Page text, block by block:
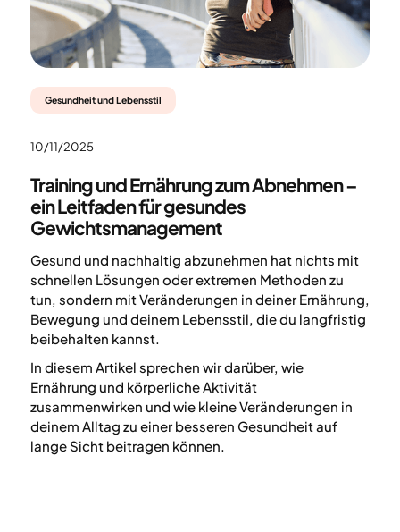
Gesundheit und Lebensstil
10/11/2025
Training und Ernährung zum Abnehmen –
ein Leitfaden für gesundes
Gewichtsmanagement
Gesund und nachhaltig abzunehmen hat nichts mit
schnellen Lösungen oder extremen Methoden zu
tun, sondern mit Veränderungen in deiner Ernährung,
Bewegung und deinem Lebensstil, die du langfristig
beibehalten kannst.
In diesem Artikel sprechen wir darüber, wie
Ernährung und körperliche Aktivität
zusammenwirken und wie kleine Veränderungen in
deinem Alltag zu einer besseren Gesundheit auf
lange Sicht beitragen können.